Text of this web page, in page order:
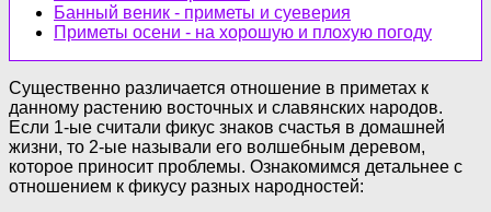
Банный веник - приметы и суеверия
Приметы осени - на хорошую и плохую погоду
Существенно различается отношение в приметах к
данному растению восточных и славянских народов.
Если 1-ые считали фикус знаков счастья в домашней
жизни, то 2-ые называли его волшебным деревом,
которое приносит проблемы. Ознакомимся детальнее с
отношением к фикусу разных народностей: